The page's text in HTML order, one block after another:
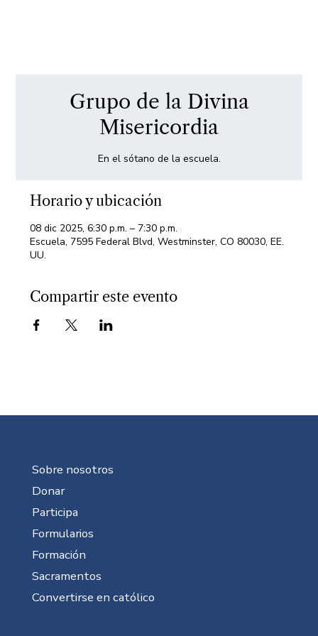
Grupo de la Divina
Misericordia
Horario y ubicación
08 dic 2025, 6:30 p.m. – 7:30 p.m.
Escuela, 7595 Federal Blvd, Westminster, CO 80030, EE.
UU.
Compartir este evento
Sobre nosotros
Donar
Participa
Formularios
Formación
Sacramentos
Convertirse en católico